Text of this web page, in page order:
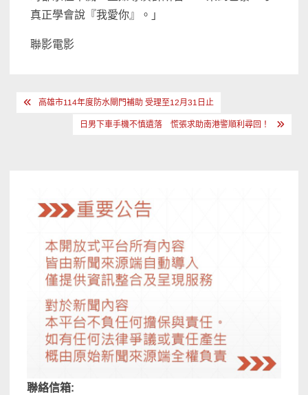
真正學會說『我愛你』。」
聯影電影
文 高雄市114年度防水閘門補助 受理至12月31日止
日男下車手機不慎遺落 慌張求助南港警順利尋回！
聯絡信箱: